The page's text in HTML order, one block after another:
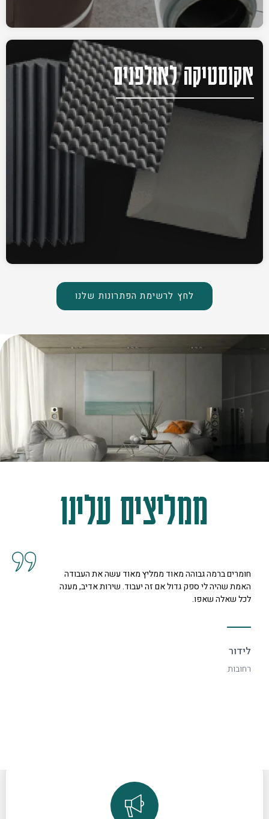
אקוסטיקה לאולפנים
לחץ לרשימת הפתרונות שלנו
ממליצים עלינו
חומרים ברמה גבוהה מאוד ממליץ מאוד עשה את העבודה
האמת שהיה לי ספק גדול אם זה יעבוד. שירות אדיב, מענה
לכל שאלה שאפו.
לידור
רחובות